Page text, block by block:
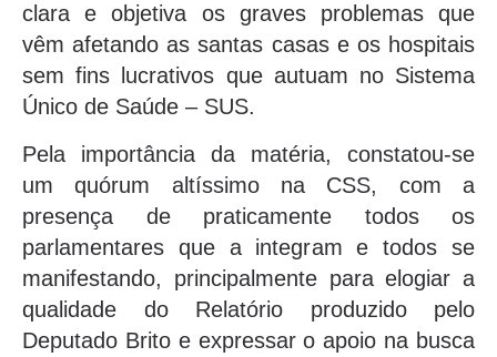
clara e objetiva os graves problemas que
vêm afetando as santas casas e os hospitais
sem fins lucrativos que autuam no Sistema
Único de Saúde – SUS.
Pela importância da matéria, constatou-se
um quórum altíssimo na CSS, com a
presença de praticamente todos os
parlamentares que a integram e todos se
manifestando, principalmente para elogiar a
qualidade do Relatório produzido pelo
Deputado Brito e expressar o apoio na busca